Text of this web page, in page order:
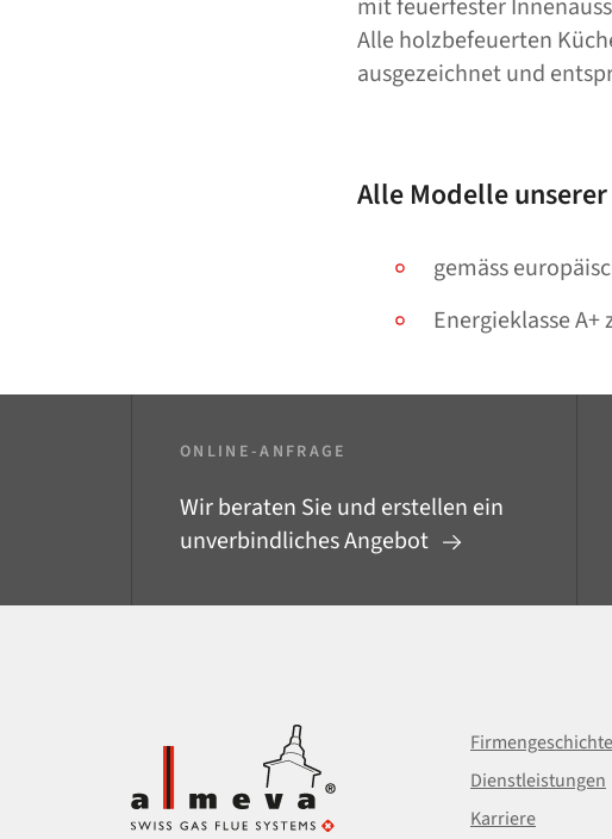
mit feuerfester
Alle holzbefeuerten
ausgezeichnet und
Alle Modelle
gemäss
Energieklasse
ONLINE-ANFRAGE
Wir beraten Sie und erstellen ein
unverbindliches Angebot
Firmengeschichte
Dienstleistungen
Karriere